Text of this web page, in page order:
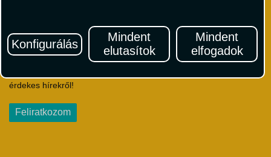
Konfigurálás
Mindent
elutasítok
Mindent
elfogadok
Hírlevél
Iratkozzon fel Magyarország egyik legszínesebb utazási
érdekes hírekről!
Feliratkozom